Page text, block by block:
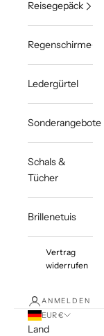
Reisegepäck
Regenschirme
Ledergürtel
Sonderangebote
Schals &
Tücher
Brillenetuis
Vertrag
widerrufen
ANMELDEN
EUR €
Land